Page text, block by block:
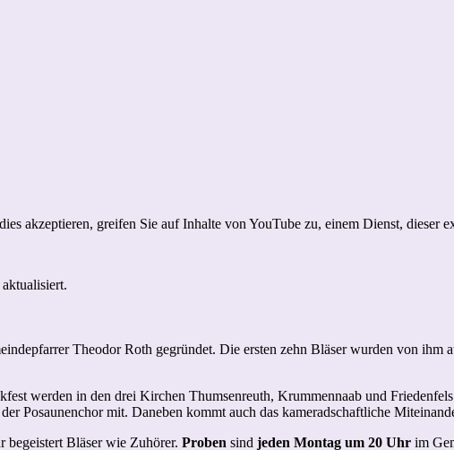
akzeptieren, greifen Sie auf Inhalte von YouTube zu, einem Dienst, dieser
Theodor Roth gegründet. Die ersten zehn Bläser wurden von ihm
werden in den drei Kirchen Thumsenreuth, Krummennaab und Friedenfels
Posaunenchor mit. Daneben kommt auch das kameradschaftliche
begeistert Bläser wie Zuhörer. Proben sind jeden Montag um 20 Uhr im